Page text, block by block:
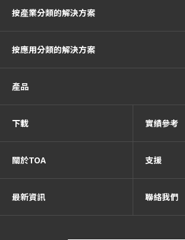
按產業分類的解決方案
按應用分類的解決方案
產品
下載 實績參考
關於TOA 支援
最新資訊 聯絡我們